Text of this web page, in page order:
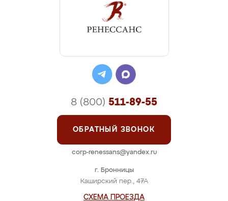
г. Бронницы
Каширский пер., 47А
СХЕМА ПРОЕЗДА
8 (800) 511-89-55
ОБРАТНЫЙ ЗВОНОК
corp-renessans@yandex.ru